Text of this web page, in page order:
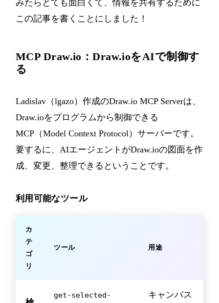
みたらとても面白くて、情報を共有するために
この記事を書くことにしました！
MCP Draw.io：Draw.ioをAIで制御す
る
Ladislav（lgazo）作成のDraw.io MCP Serverは、
Draw.ioをプログラムから制御できる
MCP（Model Context Protocol）サーバーです。
要するに、AIエージェントがDraw.ioの図面を作
成、変更、整理できるということです。
利用可能なツール
カ
テ
ゴ
リ
ツール 用途
get-selected-
キャンバス